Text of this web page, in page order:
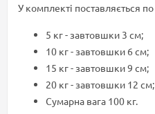
У комплекті поставляється
5 кг - завтовшки 3 см;
10 кг - завтовшки 6 см;
15 кг - завтовшки 9 см;
20 кг - завтовшки 12 см;
Сумарна вага 100 кг.